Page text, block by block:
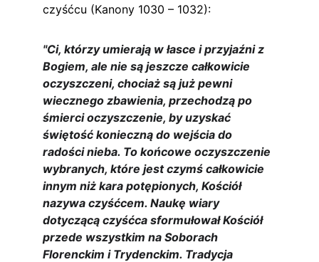
czyśćcu (Kanony 1030 – 1032):
"Ci, którzy umierają w łasce i przyjaźni z
Bogiem, ale nie są jeszcze całkowicie
oczyszczeni, chociaż są już pewni
wiecznego zbawienia, przechodzą po
śmierci oczyszczenie, by uzyskać
świętość konieczną do wejścia do
radości nieba. To końcowe oczyszczenie
wybranych, które jest czymś całkowicie
innym niż kara potępionych, Kościół
nazywa czyśćcem. Naukę wiary
dotyczącą czyśćca sformułował Kościół
przede wszystkim na Soborach
Florenckim i Trydenckim. Tradycja